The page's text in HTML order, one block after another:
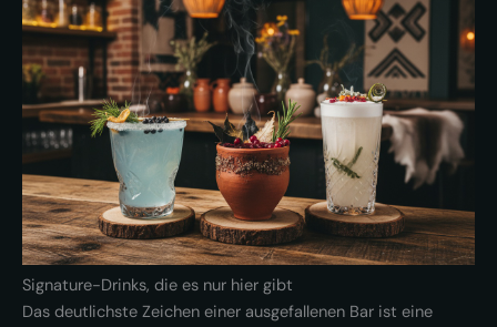
Signature-Drinks, die es nur hier gibt
Das deutlichste Zeichen einer ausgefallenen Bar ist eine